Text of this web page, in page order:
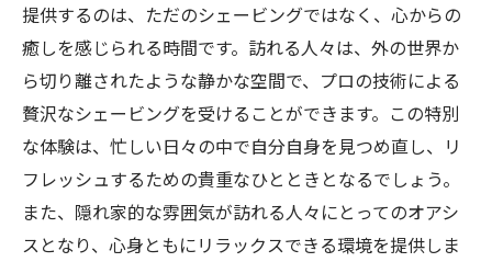
特別なシェービングスペースでの贅沢な体
験
日常を離れて高崎市の床屋で特別なシェービン
グを体験
シェービングで味わう非日常の空間
高崎市の床屋で得られる心のリセット
日常を忘れ高崎市の床屋でリフレッシュ
提供するのは、ただのシェービングではなく、心からの
癒しを感じられる時間です。訪れる人々は、外の世界か
ら切り離されたような静かな空間で、プロの技術による
贅沢なシェービングを受けることができます。この特別
な体験は、忙しい日々の中で自分自身を見つめ直し、リ
フレッシュするための貴重なひとときとなるでしょう。
また、隠れ家的な雰囲気が訪れる人々にとってのオアシ
スとなり、心身ともにリラックスできる環境を提供しま